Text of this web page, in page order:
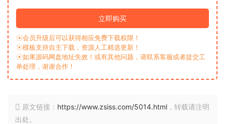
立即购买
☉会员升级后可以获得相应免费下载权限！
☉模板支持自主下载，资源人工精选更新！
☉如果源码网盘地址失效！或有其他问题，请联系客服或者提交工
单处理，谢谢合作！
原文链接： https://www.zsiss.com/5014.html ，转载请注明
出处。